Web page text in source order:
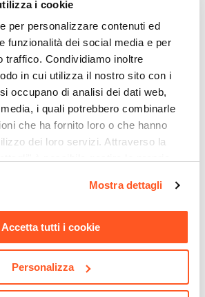
i cookie
per personalizzare contenuti ed
funzionalità dei social media e per
traffico. Condividiamo inoltre
in cui utilizza il nostro sito con i
occupano di analisi dei dati web,
i quali potrebbero combinarle
che ha fornito loro o che hanno
dei loro servizi. Attraverso la
informazioni si invita a leggere la
Mostra dettagli
Accetta tutti i cookie
Personalizza
a pezzi
-
CODICE:HNY-VC183
interno 36x183h cm in vetro
soffiato champagne
€ 130,00